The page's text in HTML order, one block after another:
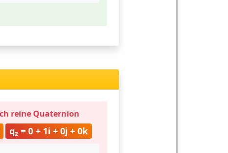
reine Quaternion
q₂ = 0 + 1i + 0j + 0k